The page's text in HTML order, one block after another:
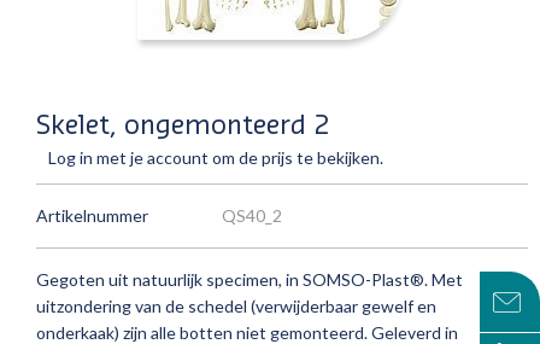
Skelet, ongemonteerd 2
Log in met je account om de prijs te bekijken.
Artikelnummer QS40_2
Gegoten uit natuurlijk specimen, in SOMSO-Plast®.Met
uitzondering van de schedel (verwijderbaar gewelf en
onderkaak) zijn alle botten niet gemonteerd.Geleverd in